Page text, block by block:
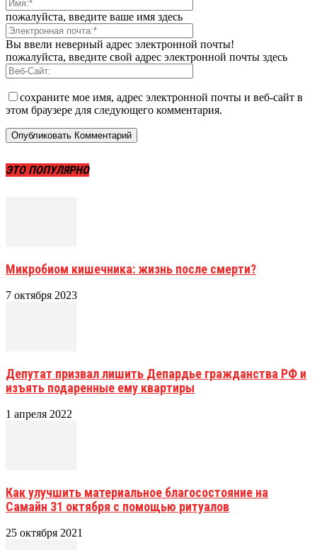
пожалуйста, введите ваше имя здесь
Вы ввели неверный адрес электронной почты!
пожалуйста, введите свой адрес электронной почты здесь
сохраните мое имя, адрес электронной почты и веб-сайт в
этом браузере для следующего комментария.
ЭТО ПОПУЛЯРНО
Микробиом кишечника: жизнь после смерти?
7 октября 2023
Депутат призвал лишить Депардье гражданства РФ и
изъять подаренные ему квартиры
1 апреля 2022
Как улучшить материальное благосостояние на
Самайн 31 октября с помощью ритуалов
25 октября 2021